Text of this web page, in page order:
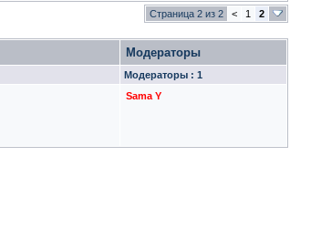
Страница 2 из 2 < 1 2
Модераторы
Модераторы : 1
Sama Y